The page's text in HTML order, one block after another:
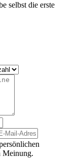
selbst die erste
Meinung.